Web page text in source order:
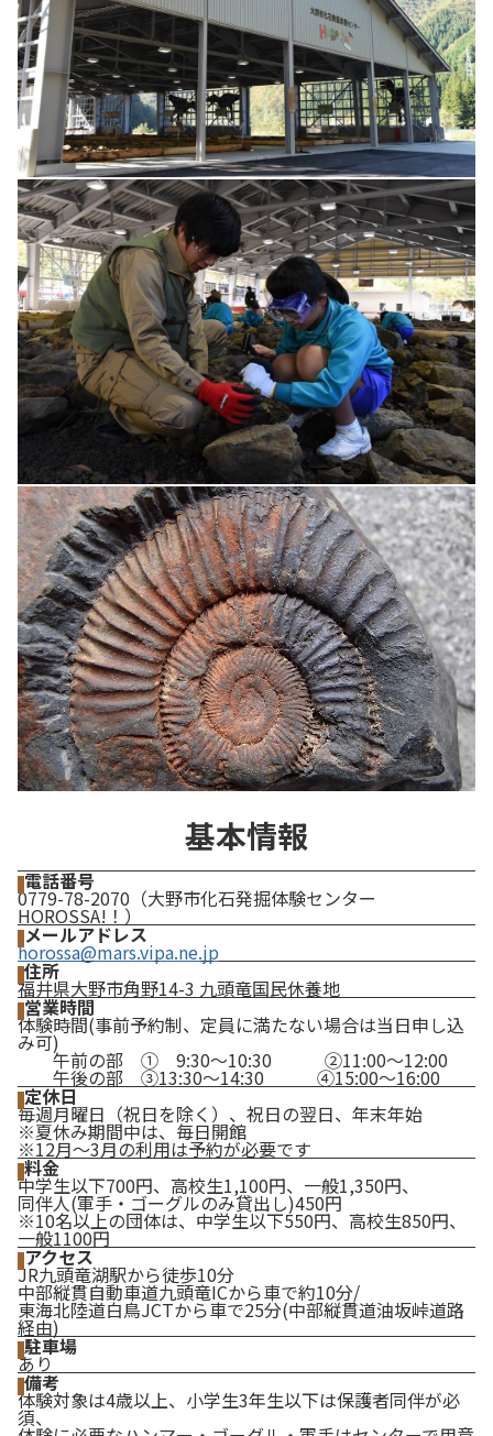
基本情報
電話番号
0779-78-2070（大野市化石発掘体験センター
HOROSSA!！）
メールアドレス
horossa@mars.vipa.ne.jp
住所
福井県大野市角野14-3 九頭竜国民休養地
営業時間
体験時間(事前予約制、定員に満たない場合は当日申し込
み可)
午前の部 ① 9:30～10:30 ②11:00～12:00
午後の部 ③13:30～14:30 ④15:00～16:00
定休日
毎週月曜日（祝日を除く）、祝日の翌日、年末年始
※夏休み期間中は、毎日開館
※12月〜3月の利用は予約が必要です
料金
中学生以下700円、高校生1,100円、一般1,350円、
同伴人(軍手・ゴーグルのみ貸出し)450円
※10名以上の団体は、中学生以下550円、高校生850円、
一般1100円
アクセス
JR九頭竜湖駅から徒歩10分
中部縦貫自動車道九頭竜ICから車で約10分/
東海北陸道白鳥JCTから車で25分(中部縦貫道油坂峠道路
経由)
駐車場
あり
備考
体験対象は4歳以上、小学生3年生以下は保護者同伴が必
須、